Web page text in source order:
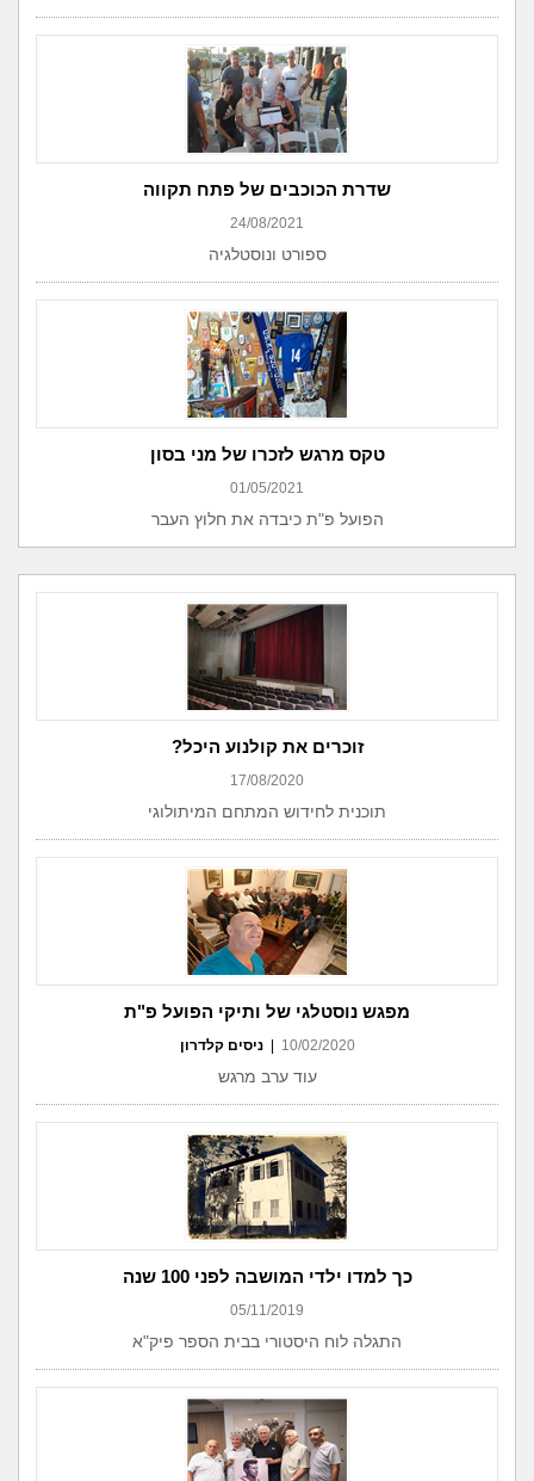
שדרת הכוכבים של פתח תקווה
24/08/2021
ספורט ונוסטלגיה
טקס מרגש לזכרו של מני בסון
01/05/2021
הפועל פ"ת כיבדה את חלוץ העבר
זוכרים את קולנוע היכל?
17/08/2020
תוכנית לחידוש המתחם המיתולוגי
מפגש נוסטלגי של ותיקי הפועל פ"ת
10/02/2020 ניסים קלדרון
עוד ערב מרגש
כך למדו ילדי המושבה לפני 100 שנה
05/11/2019
התגלה לוח היסטורי בבית הספר פיק"א